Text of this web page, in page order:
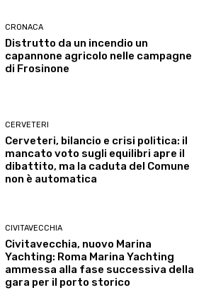
CRONACA
Distrutto da un incendio un
capannone agricolo nelle campagne
di Frosinone
CERVETERI
Cerveteri, bilancio e crisi politica: il
mancato voto sugli equilibri apre il
dibattito, ma la caduta del Comune
non è automatica
CIVITAVECCHIA
Civitavecchia, nuovo Marina
Yachting: Roma Marina Yachting
ammessa alla fase successiva della
gara per il porto storico